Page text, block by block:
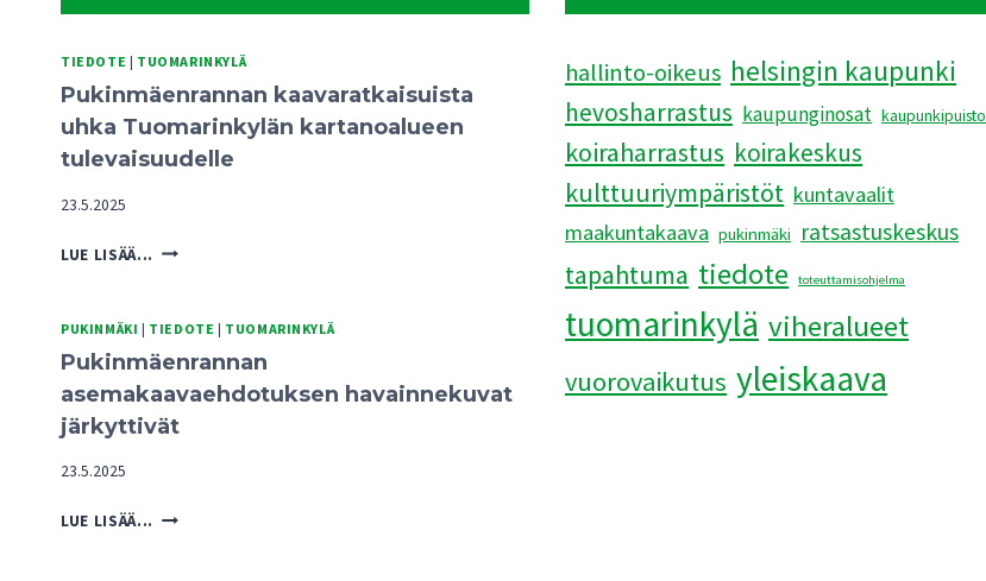
TIEDOTE | TUOMARINKYLÄ
Pukinmäenrannan kaavaratkaisuista
uhka Tuomarinkylän kartanoalueen
tulevaisuudelle
23.5.2025
LUE LISÄÄ... PUKINMÄENRANNAN
TUOMARINKYLÄN
KARTANOALUEEN
TULEVAISUUDELLE
PUKINMÄKI | TIEDOTE | TUOMARINKYLÄ
Pukinmäenrannan
asemakaavaehdotuksen havainnekuvat
järkyttivät
23.5.2025
LUE LISÄÄ... PUKINMÄENRANNAN
hallinto-oikeus helsingin kaupunki
hevosharrastus kaupunginosat kaupunkipuisto
koiraharrastus koirakeskus
kulttuuriympäristöt kuntavaalit
maakuntakaava pukinmäki ratsastuskeskus
tapahtuma tiedote toteuttamisohjelma
tuomarinkylä viheralueet
vuorovaikutus yleiskaava